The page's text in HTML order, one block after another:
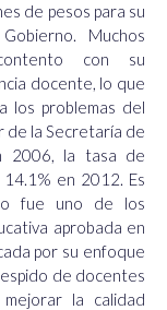
de pesos para su
Muchos
con su
docente, lo que
los problemas del
de la Secretaría de
2006, la tasa de
en 2012. Es
fue uno de los
aprobada en
por su enfoque
de docentes
la calidad